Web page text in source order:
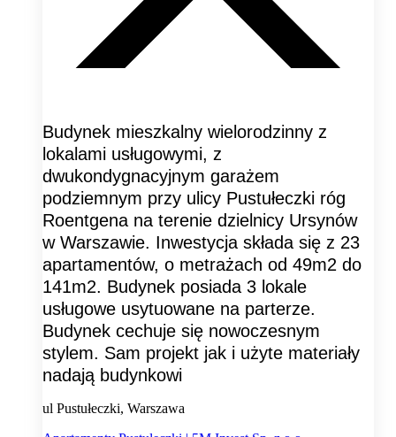
Budynek mieszkalny wielorodzinny z
lokalami usługowymi, z
dwukondygnacyjnym garażem
podziemnym przy ulicy Pustułeczki róg
Roentgena na terenie dzielnicy Ursynów
w Warszawie. Inwestycja składa się z 23
apartamentów, o metrażach od 49m2 do
141m2. Budynek posiada 3 lokale
usługowe usytuowane na parterze.
Budynek cechuje się nowoczesnym
stylem. Sam projekt jak i użyte materiały
nadają budynkowi
ul Pustułeczki, Warszawa